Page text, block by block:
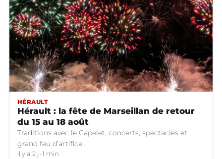
HÉRAULT
Hérault : la fête de Marseillan de retour
du 15 au 18 août
Traditions avec le Capelet, concerts, spectacles et
grand feu d’artifice...
il y a 2 j 1 min